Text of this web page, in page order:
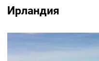
Ирландия